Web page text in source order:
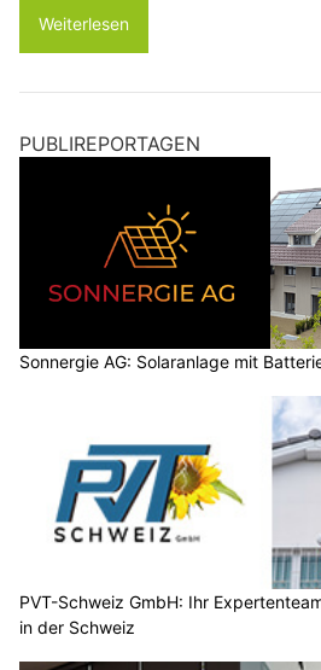
Weiterlesen
PUBLIREPORTAGEN
Sonnergie AG: Solaranlage mit
PVT-Schweiz GmbH: Ihr
in der Schweiz